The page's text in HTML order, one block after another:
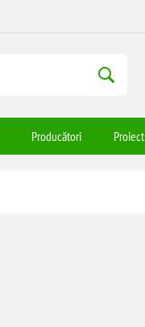
Producători